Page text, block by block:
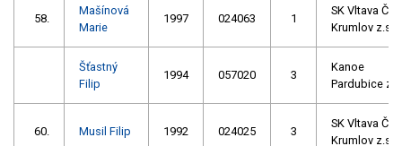
58.
Mašínová
Marie
1997 024063 1
SK Vltava Č.
Krumlov z.s.
Šťastný
Filip
1994 057020 3
Kanoe
Pardubice
60. Musil Filip 1992 024025 3
SK Vltava Č.
Krumlov z.s.